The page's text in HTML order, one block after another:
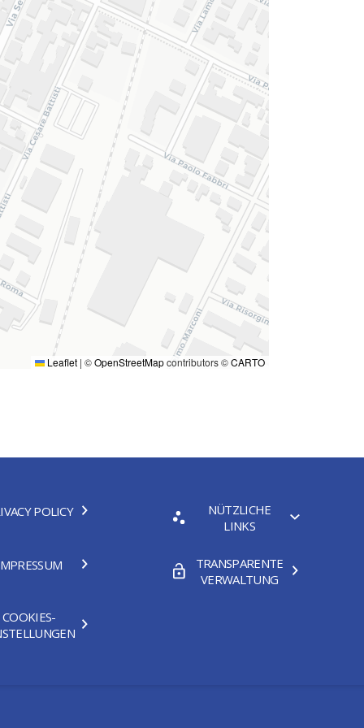
Leaflet | ©OpenStreetMapcontributors ©CARTO
POLICY
NÜTZLICHE
LINKS
TRANSPARENTE
VERWALTUNG
COOKIES-